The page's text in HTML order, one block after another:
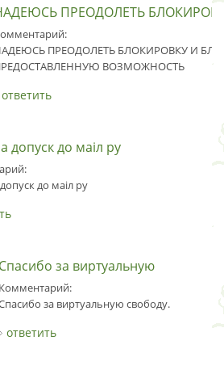
ПРЕОДОЛЕТЬ
ПРЕОДОЛЕТЬ БЛОКИРОВКУ И
ВОЗМОЖНОСТЬ
ответить
допуск до маіл ру
до маіл ру
Спасибо за виртуальную
Комментарий:
за виртуальную свободу.
ответить